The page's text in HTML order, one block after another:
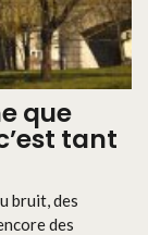
que
tant
bruit, des
des